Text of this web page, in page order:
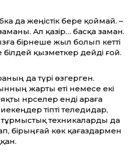
да жеңістік бере қоймай. –
Ал қазір… басқа заман.
бірнеше жыл болып кетті
білдей қызметкер дейді ғой.
да түрі өзгерген.
жарты еті немесе екі
нәрселер енді араға
тіпті теледидар,
тұрмыстық техникаларды да
бірыңғай көк қағаздармен